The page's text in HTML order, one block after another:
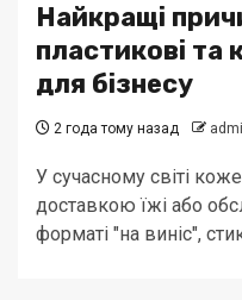
Найкращі
пластикові та
для бізнесу
2 года тому назад
У сучасному світі
доставкою їжі або
форматі "на виніс",